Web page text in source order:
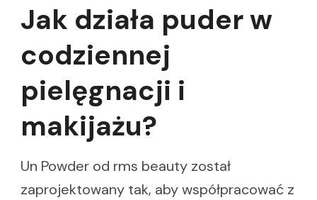
Jak działa puder w
codziennej
pielęgnacji i
makijażu?
Un Powder od rms beauty został
zaprojektowany tak, aby współpracować z